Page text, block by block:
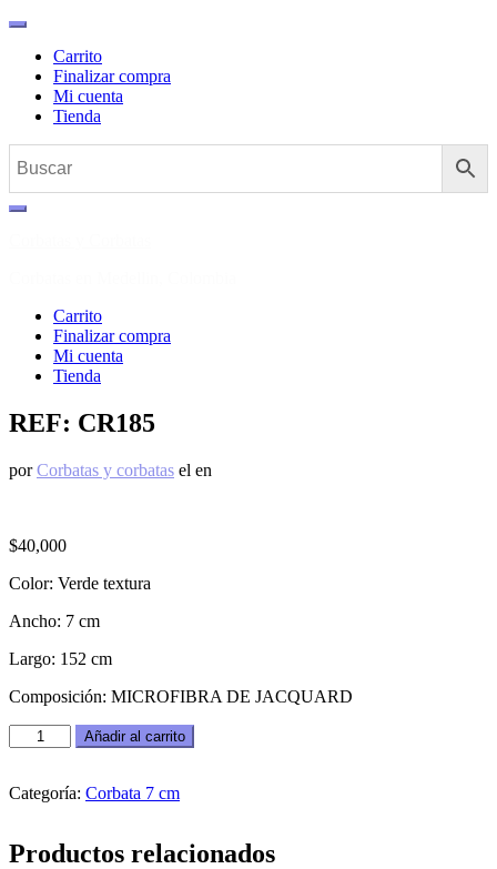
Carrito
Finalizar compra
Mi cuenta
Tienda
Ir
Carrito
Finalizar compra
Mi cuenta
Tienda
REF: CR185
porCorbatas y corbatas el en
$40,000
Color: Verde textura
Ancho: 7 cm
Largo: 152 cm
Composición: MICROFIBRA DE JACQUARD
REF:
CR185
Añadir al carrito
Categoría: Corbata 7 cm
Productos relacionados